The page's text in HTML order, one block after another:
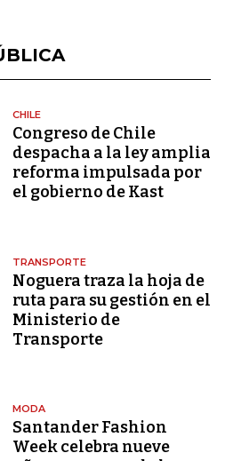
CHILE
Congreso de Chile
despacha a la ley amplia
reforma impulsada por
el gobierno de Kast
TRANSPORTE
Noguera traza la hoja de
ruta para su gestión en el
Ministerio de
Transporte
MODA
Santander Fashion
Week celebra nueve